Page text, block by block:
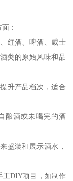
：
红酒、啤酒、威士
类的原始风味和品
升产品档次，适合
酿酒或未喝完的酒
盛装和展示酒水，
工DIY项目，如制作